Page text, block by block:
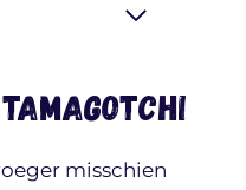
misschien